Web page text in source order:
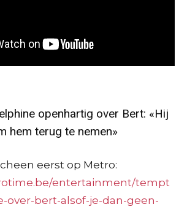
openhartig over Bert: «Hij
hem terug te nemen»
eerst op Metro:
entertainment/tempt
over-bert-alsof-je-dan-geen-